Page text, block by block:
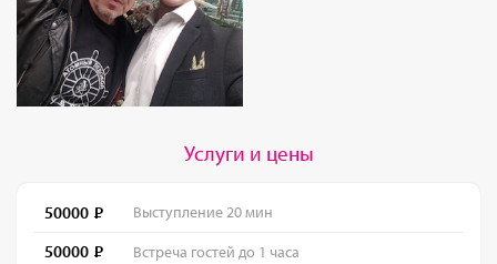
Услуги и цены
50000 Выступление 20 мин
50000 Встреча гостей до 1 часа